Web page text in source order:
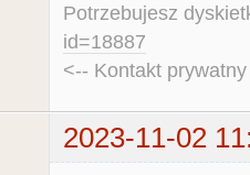
Potrzebujesz
id=18887
<-- Kontakt
2023-11-02